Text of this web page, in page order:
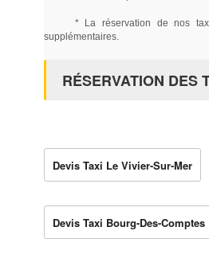
* La réservation de nos
supplémentaires.
RÉSERVATION DES
Devis Taxi Le Vivier-Sur-Mer
Devis Taxi Bourg-Des-Comptes